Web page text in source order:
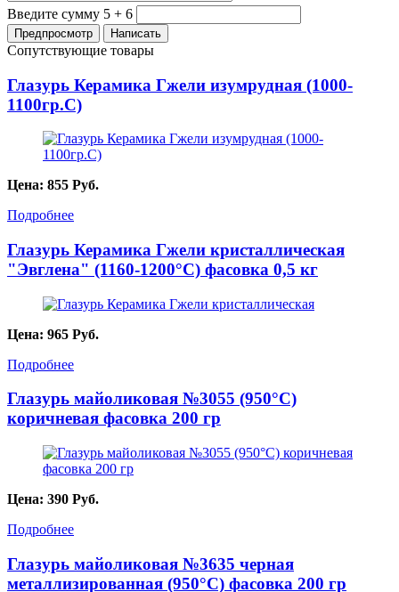
Введите сумму 5 + 6
Сопутствующие товары
Глазурь Керамика Гжели изумрудная (1000-
1100гр.С)
Цена: 855 Руб.
Подробнее
Глазурь Керамика Гжели кристаллическая
"Эвглена" (1160-1200°С) фасовка 0,5 кг
Цена: 965 Руб.
Подробнее
Глазурь майоликовая №3055 (950°С)
коричневая фасовка 200 гр
Цена: 390 Руб.
Подробнее
Глазурь майоликовая №3635 черная
металлизированная (950°С) фасовка 200 гр